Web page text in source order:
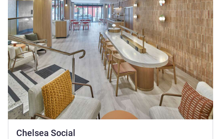
Chelsea Social